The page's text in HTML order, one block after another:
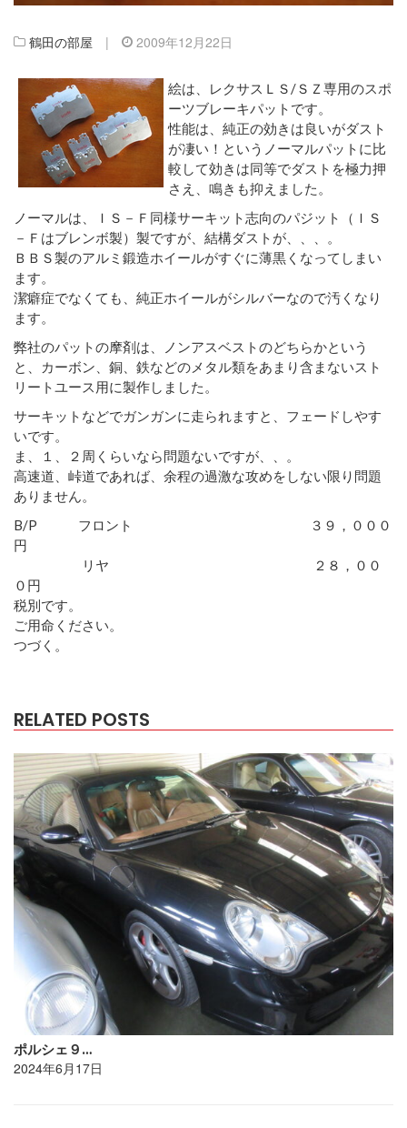
鶴田の部屋 | 2009年12月22日
絵は、レクサスＬＳ/ＳＺ専用のスポ
ーツブレーキパットです。
性能は、純正の効きは良いがダスト
が凄い！というノーマルパットに比
較して効きは同等でダストを極力押
さえ、鳴きも抑えました。
ノーマルは、ＩＳ－Ｆ同様サーキット志向のパジット（ＩＳ
－Ｆはブレンボ製）製ですが、結構ダストが、、、。
ＢＢＳ製のアルミ鍛造ホイールがすぐに薄黒くなってしまい
ます。
潔癖症でなくても、純正ホイールがシルバーなので汚くなり
ます。
弊社のパットの摩剤は、ノンアスベストのどちらかという
と、カーボン、銅、鉄などのメタル類をあまり含まないスト
リートユース用に製作しました。
サーキットなどでガンガンに走られますと、フェードしやす
いです。
ま、１、２周くらいなら問題ないですが、、。
高速道、峠道であれば、余程の過激な攻めをしない限り問題
ありません。
B/P フロント ３９，０００
円
リヤ ２８，００
０円
税別です。
ご用命ください。
つづく。
RELATED POSTS
ポルシェ９…
2024年6月17日